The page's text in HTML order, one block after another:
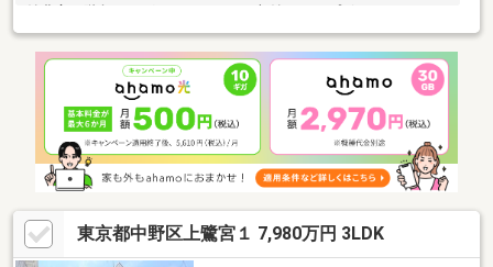
リーなど）◇リビングにエコカラット装備、調湿・消臭機能があ
り機能性の高い仕様！◆玄関が二つあり二世帯住宅としてもプラ
イバシーを確保できます！◇1階内覧即日可能！◇南道路に面
し、陽当たり良好！◆車庫スペース1台 自転車バイク置き場スペ
ースもあります！◇西武池袋線「富士見台駅」まで徒歩10分の好
立地。教育施設、商業施設が徒歩10分圏内に点在！◆液状化の心
配がない強固な地盤。ハザードマップにもかかりません。
東京都中野区上鷺宮１ 7,980万円 3LDK